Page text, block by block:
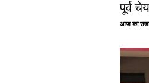
पूर्व
आज का